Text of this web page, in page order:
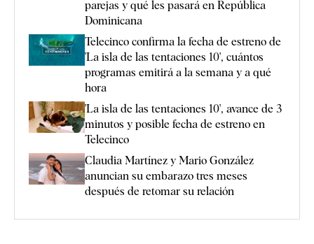
parejas y qué les pasará en República
Dominicana
Telecinco confirma la fecha de estreno de
'La isla de las tentaciones 10', cuántos
programas emitirá a la semana y a qué
hora
'La isla de las tentaciones 10', avance de 3
minutos y posible fecha de estreno en
Telecinco
Claudia Martínez y Mario González
anuncian su embarazo tres meses
después de retomar su relación